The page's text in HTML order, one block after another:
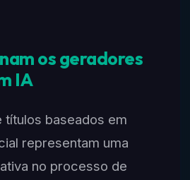
os geradores
IA
títulos baseados em
representam uma
no processo de